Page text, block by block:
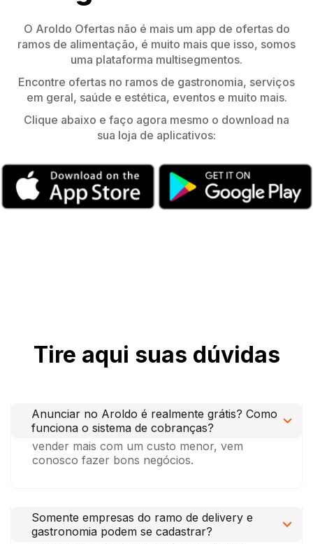
O Aroldo Ofertas não é mais um app de ofertas do
ramos de alimentação, é muito mais que isso, somos
uma plataforma multisegmentos.
Encontre ofertas no ramos de gastronomia, serviços
em geral, saúde e estética, eventos e muito mais.
Clique abaixo e faço agora mesmo o download na
sua loja de aplicativos:
Tire aqui suas dúvidas
Anunciar no Aroldo é realmente grátis? Como
funciona o sistema de cobranças?
produtos ou serviços em nosso app Aroldo
Ofertas, um formato diferente para você
vender mais com um custo menor, vem
conosco fazer bons negócios.
Somente empresas do ramo de delivery e
gastronomia podem se cadastrar?
em um único app, diversas categorias com
tudo o que você precisa de produtos e